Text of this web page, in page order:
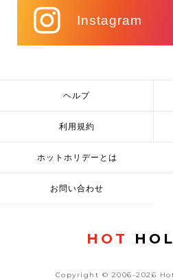
Instagram
ヘルプ
利用規約
ホットホリデーとは
お問い合わせ
HOT
Copyright © 2006-2026